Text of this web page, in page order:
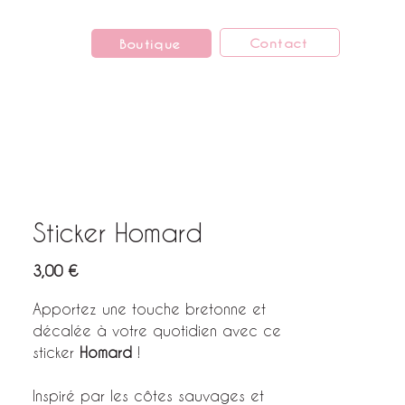
Boutique Contact
Sticker Homard
3,00 €Prix
Apportez une touche bretonne et
décalée à votre quotidien avec ce
sticker Homard !
Inspiré par les côtes sauvages et